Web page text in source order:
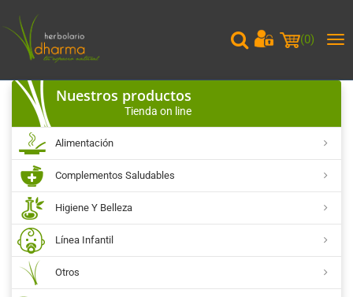
(0)
Nuestros productos
Tienda on line
Alimentación
Complementos Saludables
Higiene Y Belleza
Línea Infantil
Otros